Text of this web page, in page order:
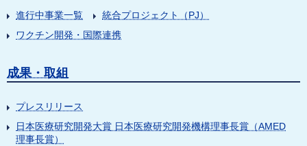
進行中事業一覧
統合プロジェクト（PJ）
ワクチン開発・国際連携
成果・取組
プレスリリース
日本医療研究開発大賞 日本医療研究開発機構理事長賞（AMED
理事長賞）